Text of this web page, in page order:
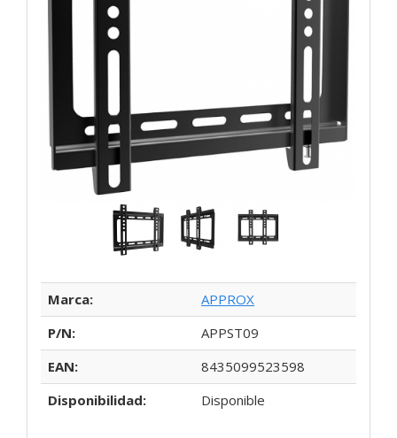
Marca:
APPROX
P/N:
APPST09
EAN:
8435099523598
Disponibilidad:
Disponible